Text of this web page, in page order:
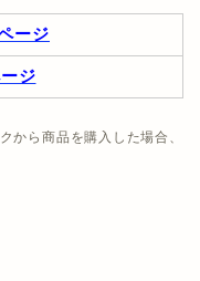
ージ
ジ
ら商品を購入した場合、